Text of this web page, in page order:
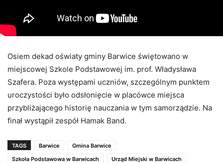
Osiem dekad oświaty gminy Barwice świętowano w
miejscowej Szkole Podstawowej im. prof. Władysława
Szafera. Poza występami uczniów, szczególnym punktem
uroczystości było odsłonięcie w placówce miejsca
przybliżającego historię nauczania w tym samorządzie. Na
finał wystąpił zespół Hamak Band.
TAGS Barwice
Gmina Barwice
Szkoła Podstawowa w Barwicach
Urząd Miejski w Barwicach